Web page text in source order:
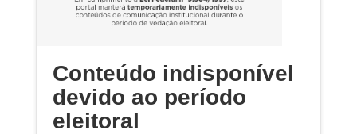
Conteúdo indisponível
devido ao período
eleitoral